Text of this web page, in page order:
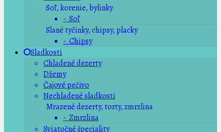
Soľ, korenie, bylinky
- Soľ
Slané tyčinky, chipsy, placky
- Chipsy
Sladkosti
Chladené dezerty
Džemy
Čajové pečivo
Nechladené sladkosti
Mrazené dezerty, torty, zmrzlina
- Zmrzlina
Sviatočné špeciality